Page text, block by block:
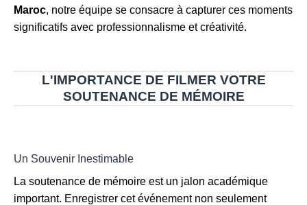
Maroc, notre équipe se consacre à capturer ces moments
significatifs avec professionnalisme et créativité.
L'IMPORTANCE DE FILMER VOTRE
SOUTENANCE DE MÉMOIRE
Un Souvenir Inestimable
La soutenance de mémoire est un jalon académique
important. Enregistrer cet événement non seulement